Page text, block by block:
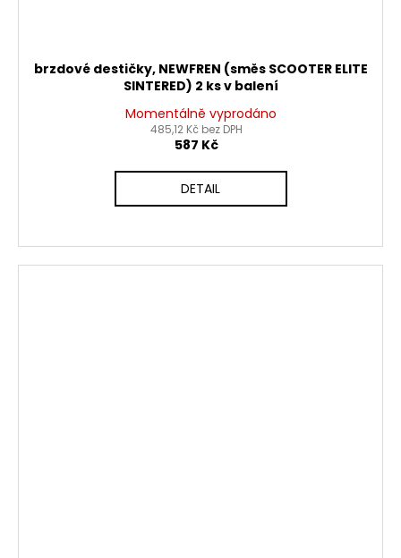
brzdové destičky, NEWFREN (směs SCOOTER ELITE
SINTERED) 2 ks v balení
Momentálně vyprodáno
485,12 Kč bez DPH
587 Kč
DETAIL